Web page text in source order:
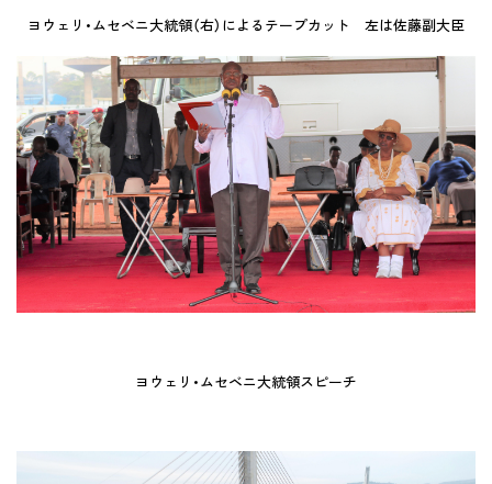
ヨウェリ・ムセベニ大統領（右）によるテープカット 左は佐藤副大臣
ヨウェリ・ムセベニ大統領スピーチ